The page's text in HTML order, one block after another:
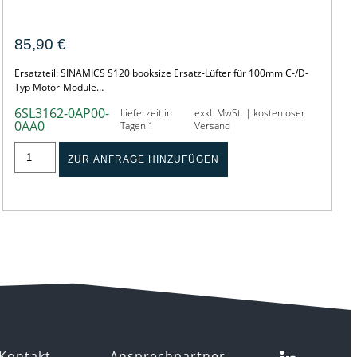
85,90 €
Ersatzteil: SINAMICS S120 booksize Ersatz-Lüfter für 100mm C-/D-
Typ Motor-Module…
6SL3162-0AP00-
0AA0
Lieferzeit in
Tagen 1
exkl. MwSt. | kostenloser
Versand
ZUR ANFRAGE HINZUFÜGEN